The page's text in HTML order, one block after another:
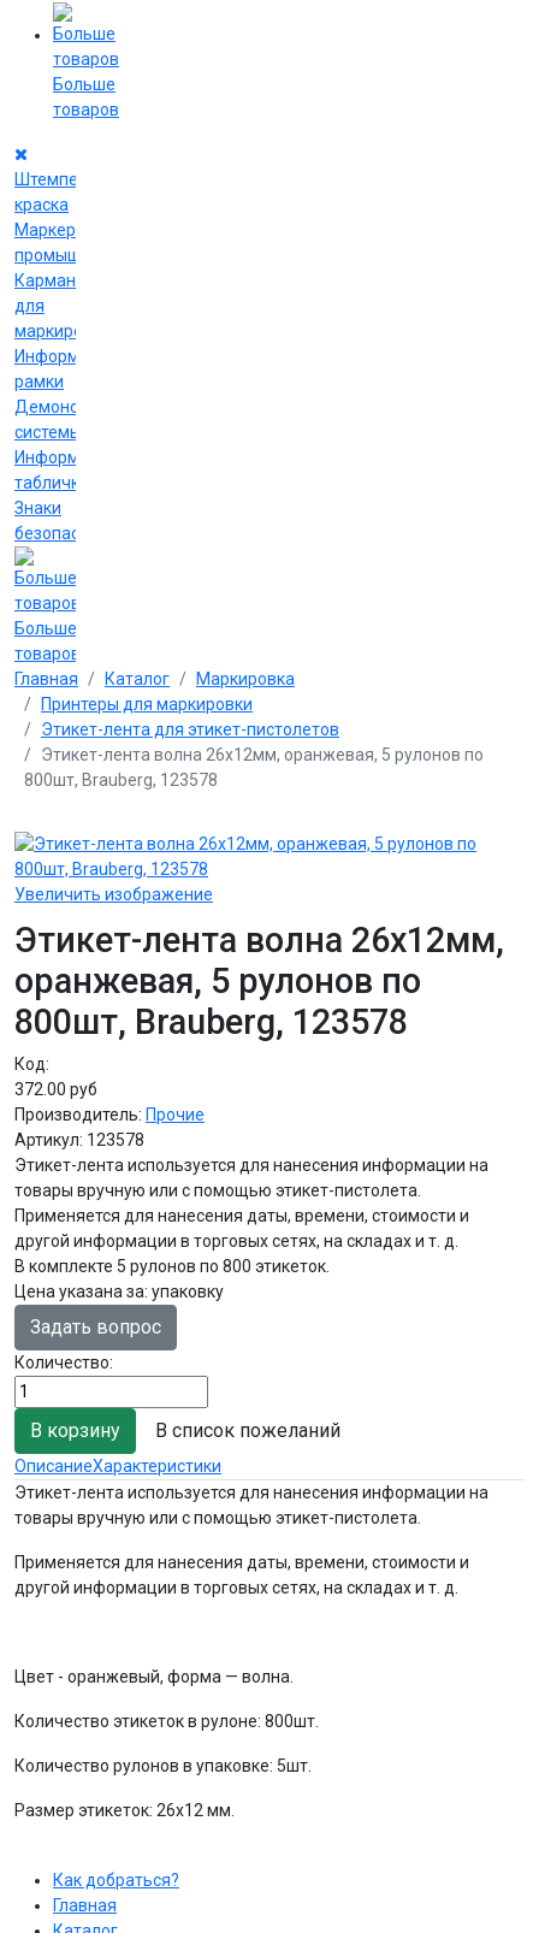
Больше
товаров
Штемпельная
краска
Маркеры
промышленные
Карманы
для
маркировки
Информационные
рамки
Демонстрационные
системы
Информационные
таблички
Знаки
безопасности
Больше
товаров
Главная Каталог
Маркировка
Принтеры для маркировки
Этикет-лента для этикет-пистолетов
Этикет-лента волна 26х12мм, оранжевая, 5 рулонов по
800шт, Brauberg, 123578
Увеличить изображение
Этикет-лента волна 26х12мм,
оранжевая, 5 рулонов по
800шт, Brauberg, 123578
Код:
372.00 руб
Производитель: Прочие
Артикул: 123578
Этикет-лента используется для нанесения информации на
товары вручную или с помощью этикет-пистолета.
Применяется для нанесения даты, времени, стоимости и
другой информации в торговых сетях, на складах и т. д.
В комплекте 5 рулонов по 800 этикеток.
Цена указана за: упаковку
Задать вопрос
Количество:
В список пожеланий
ОписаниеХарактеристики
Этикет-лента используется для нанесения информации на
товары вручную или с помощью этикет-пистолета.
Применяется для нанесения даты, времени, стоимости и
другой информации в торговых сетях, на складах и т. д.
Цвет - оранжевый, форма — волна.
Количество этикеток в рулоне: 800шт.
Количество рулонов в упаковке: 5шт.
Размер этикеток: 26х12 мм.
Как добраться?
Главная